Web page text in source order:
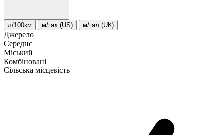
л/100км м/гал.(US) м/гал.(UK)
Джерело
Середнє
Міський
Комбіновані
Сільська місцевість